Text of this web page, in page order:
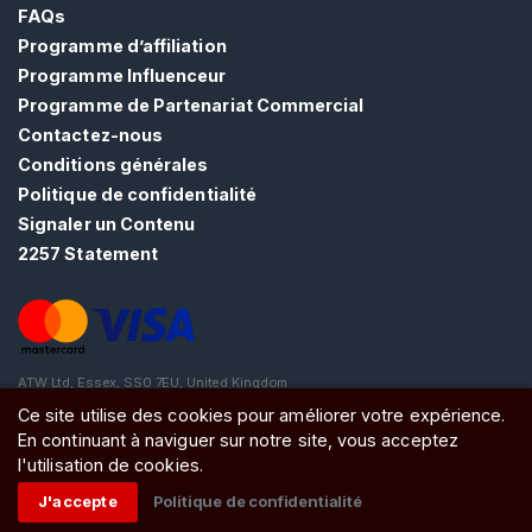
FAQs
Programme d’affiliation
Programme Influenceur
Programme de Partenariat Commercial
Contactez-nous
Conditions générales
Politique de confidentialité
Signaler un Contenu
2257 Statement
ATW Ltd, Essex, SS0 7EU, United Kingdom
Ce site utilise des cookies pour améliorer votre expérience.
En continuant à naviguer sur notre site, vous acceptez
l'utilisation de cookies.
J'accepte Politique de confidentialité
E
Z
-
V
O
S
G
R
A
T
U
E
M
E
N
>